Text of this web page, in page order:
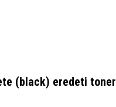
(black) eredeti toner